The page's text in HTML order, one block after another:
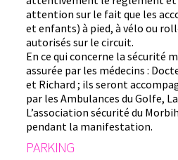
attention sur le fait que les
et enfants) à pied, à vélo ou
autorisés sur le circuit.
En ce qui concerne la sécurité
assurée par les médecins :
et Richard ; ils seront
par les Ambulances du Golfe,
L’association sécurité du
pendant la manifestation.
PARKING